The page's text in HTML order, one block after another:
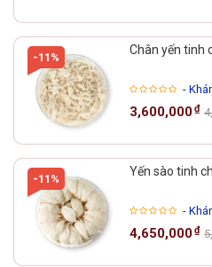
-11%
Chân yến tinh
-
3,600,000₫
-11%
Yến sào tinh
-
4,650,000₫